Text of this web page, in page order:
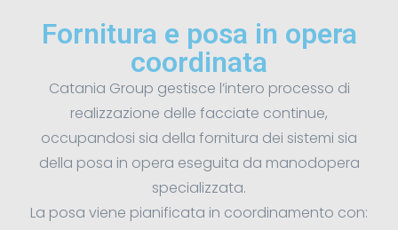
Fornitura e posa in opera
coordinata
Catania Group gestisce l’intero processo di
realizzazione delle facciate continue,
occupandosi sia della fornitura dei sistemi sia
della posa in opera eseguita da manodopera
specializzata.
La posa viene pianificata in coordinamento con: